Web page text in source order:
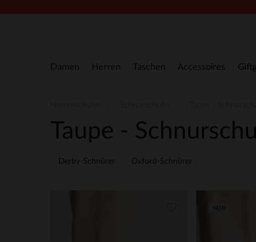
Damen Herren Taschen Accessoires
Taupe -
Derby-Schnürer Oxford-Schnürer